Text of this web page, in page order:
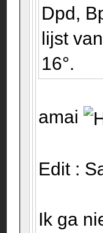
Dpd,
lijst
16°.
amai
Edit :
Ik ga